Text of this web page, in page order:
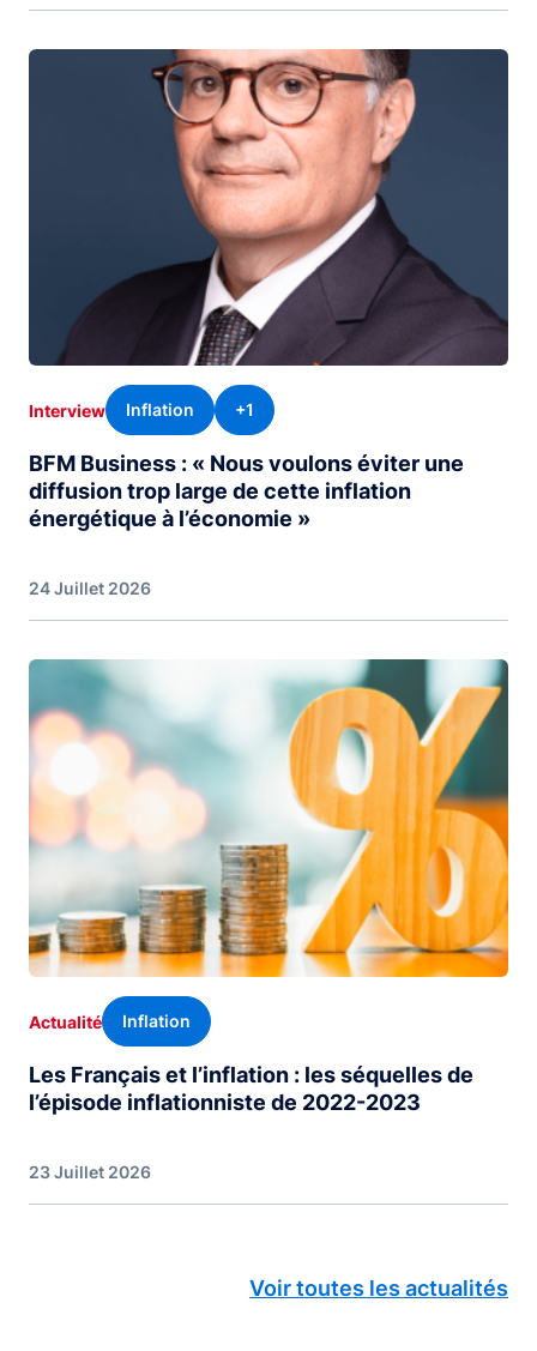
Image
Interview Inflation +1
BFM Business : « Nous voulons éviter une
diffusion trop large de cette inflation
énergétique à l’économie »
24 Juillet 2026
Image
Actualité Inflation
Les Français et l’inflation : les séquelles de
l’épisode inflationniste de 2022-2023
23 Juillet 2026
Voir toutes les actualités